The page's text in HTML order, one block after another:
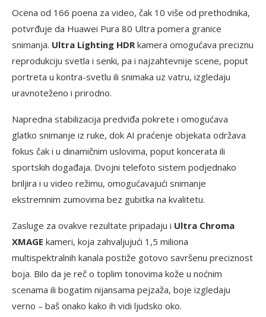
Ocena od 166 poena za video, čak 10 više od prethodnika,
potvrđuje da Huawei Pura 80 Ultra pomera granice
snimanja. Ultra Lighting HDR kamera omogućava preciznu
reprodukciju svetla i senki, pa i najzahtevnije scene, poput
portreta u kontra-svetlu ili snimaka uz vatru, izgledaju
uravnoteženo i prirodno.
Napredna stabilizacija predviđa pokrete i omogućava
glatko snimanje iz ruke, dok AI praćenje objekata održava
fokus čak i u dinamičnim uslovima, poput koncerata ili
sportskih događaja. Dvojni telefoto sistem podjednako
briljira i u video režimu, omogućavajući snimanje
ekstremnim zumovima bez gubitka na kvalitetu.
Zasluge za ovakve rezultate pripadaju i Ultra Chroma
XMAGE kameri, koja zahvaljujući 1,5 miliona
multispektralnih kanala postiže gotovo savršenu preciznost
boja. Bilo da je reč o toplim tonovima kože u noćnim
scenama ili bogatim nijansama pejzaža, boje izgledaju
verno – baš onako kako ih vidi ljudsko oko.